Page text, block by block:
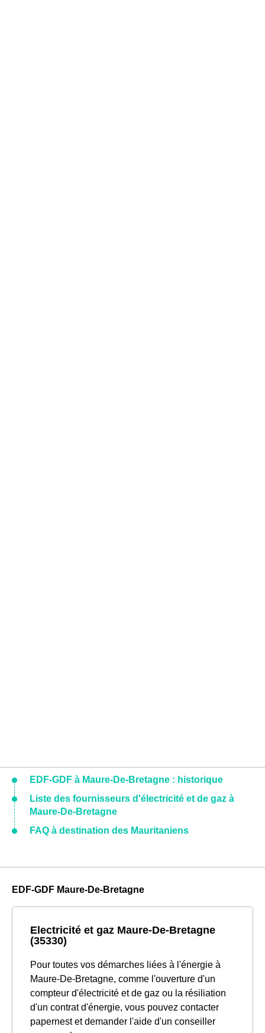
EDF-GDF à Maure-De-Bretagne : historique
Liste des fournisseurs d'électricité et de gaz à
Maure-De-Bretagne
FAQ à destination des Mauritaniens
EDF-GDF Maure-De-Bretagne
Electricité et gaz Maure-De-Bretagne
(35330)
Pour toutes vos démarches liées à l'énergie à
Maure-De-Bretagne, comme l'ouverture d'un
compteur d'électricité et de gaz ou la résiliation
d'un contrat d'énergie, vous pouvez contacter
papernest et demander l'aide d'un conseiller